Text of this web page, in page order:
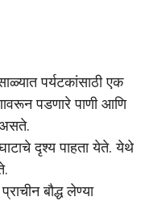
पर्यटकांसाठी एक
पडणारे पाणी आणि
दृश्य पाहता येते. येथे
बौद्ध लेण्या